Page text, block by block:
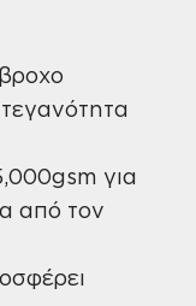
για
από τον